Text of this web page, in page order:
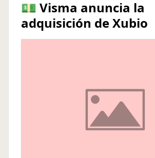
💵 Visma anuncia la
adquisición de Xubio